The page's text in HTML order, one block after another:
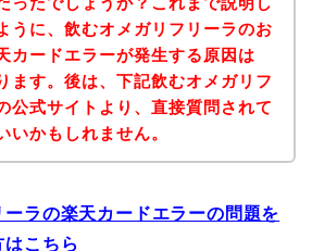
うに、飲むオメガリフリーラのお
カードエラーが発生する原因は
ます。後は、下記飲むオメガリフ
公式サイトより、直接質問されて
いかもしれません。
ラの楽天カードエラーの問題を
こちら